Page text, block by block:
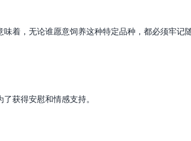
着，无论谁愿意饲养这种特定品种，都必须牢记
获得安慰和情感支持。